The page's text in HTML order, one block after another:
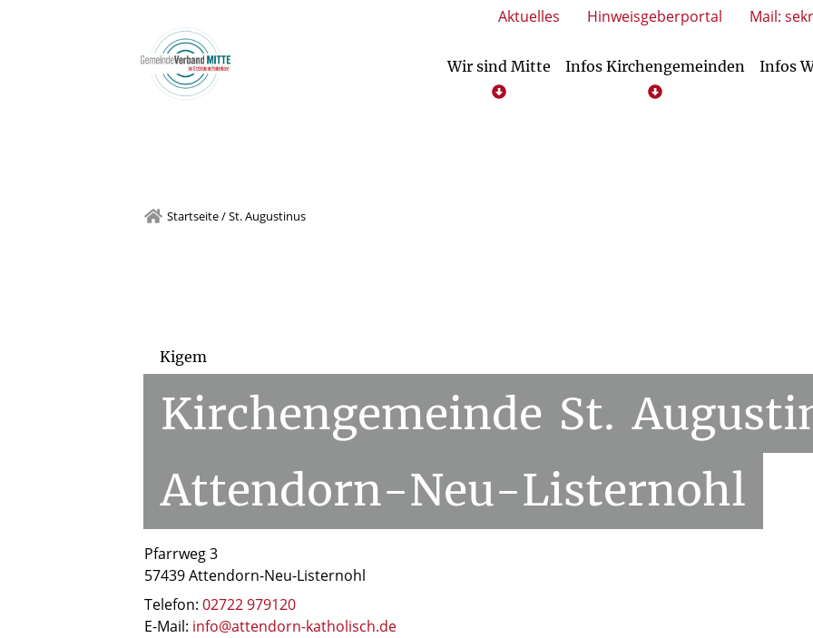
Wir sind Mitte Infos Kirchengemeinden Infos
Aktuelles Hinweisgeberportal Mail:
Startseite/St. Augustinus
Kigem
Kirchengemeinde St.
Attendorn-Neu-Listernohl
Pfarrweg 3
57439 Attendorn-Neu-Listernohl
Telefon: 02722 979120
E-Mail: info@attendorn-katholisch.de